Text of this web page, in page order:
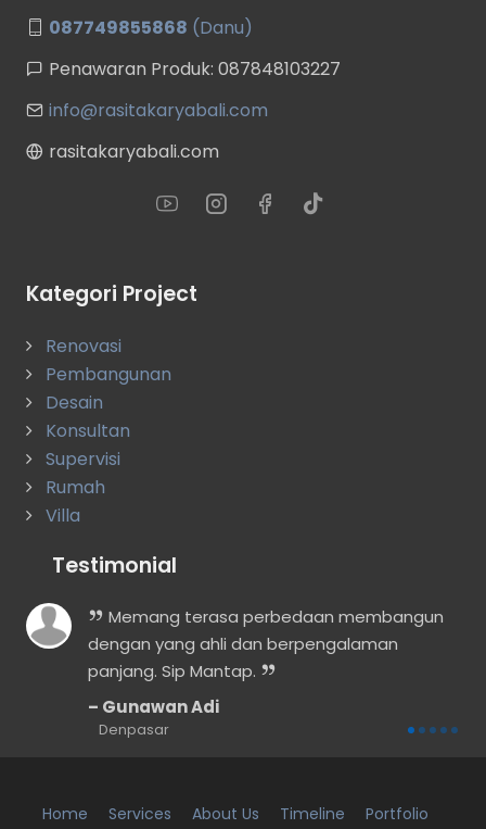
087749855868 (Danu)
Penawaran Produk: 087848103227
info@rasitakaryabali.com
rasitakaryabali.com
Kategori Project
Renovasi
Pembangunan
Desain
Konsultan
Supervisi
Rumah
Villa
Testimonial
Memang terasa perbedaan membangun
dengan yang ahli dan berpengalaman
panjang. Sip Mantap.
Gunawan Adi
Denpasar
Home Services About Us Timeline Portfolio